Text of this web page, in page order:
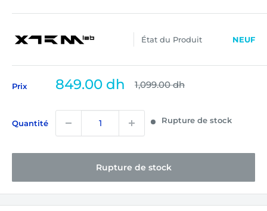
État du Produit NEUF
Prix
Prix
849.00 dh Prix
normal
1,099.00 dh
Quantité Rupture de stock
Rupture de stock